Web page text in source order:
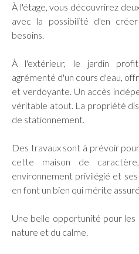
À l'étage, vous découvrirez
avec la possibilité d'en
besoins.
À l'extérieur, le jardin
agrémenté d'un cours d'eau,
et verdoyante. Un accès
véritable atout. La propriété
de stationnement.
Des travaux sont à prévoir
cette maison de
environnement privilégié et
en font un bien qui mérite
Une belle opportunité pour les
nature et du calme.